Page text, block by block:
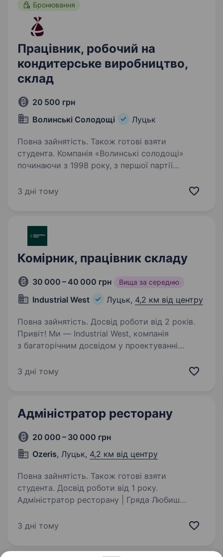
Бронювання
Працівник, робочий на
кондитерське виробництво,
склад
20 500 грн
Волинські Солодощі
Луцьк
Повна зайнятість. Також готові взяти
студента. Компанія «Волинські солодощі»
починаючи з 1998 року, з першої партії
«якість», як абсолютний пріоритет
3 дні тому
Комірник, працівник складу
30 000 – 40 000 грн Вища за середню
Industrial West Луцьк, 4,2 км від центру
Повна зайнятість. Досвід роботи від 2 років.
Привіт! Ми — Industrial West, компанія
з багаторічним досвідом у проектуванні
холодильного обладнання та металевих
3 дні тому
Адміністратор ресторану
20 000 – 30 000 грн
Ozeris, Луцьк, 4,2 км від центру
Повна зайнятість. Також готові взяти
студента. Досвід роботи від 1 року.
Адміністратор ресторану | Гряда Любиш
процеси та хочеш працювати в атмосферному
3 дні тому